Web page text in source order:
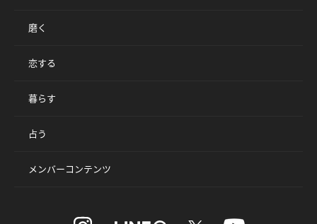
磨く
恋する
暮らす
占う
メンバーコンテンツ